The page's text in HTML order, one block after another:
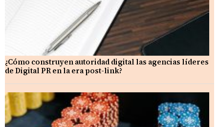
¿Cómo construyen autoridad digital las agencias líderes
de Digital PR en la era post-link?